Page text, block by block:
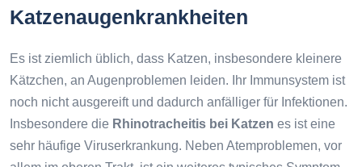
Katzenaugenkrankheiten
Es ist ziemlich üblich, dass Katzen, insbesondere kleinere
Kätzchen, an Augenproblemen leiden. Ihr Immunsystem ist
noch nicht ausgereift und dadurch anfälliger für Infektionen.
Insbesondere die Rhinotracheitis bei Katzen es ist eine
sehr häufige Viruserkrankung. Neben Atemproblemen, vor